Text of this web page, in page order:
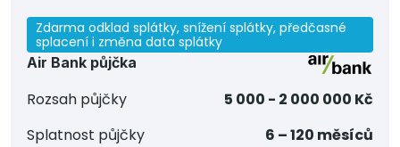
Zdarma odklad splátky, snížení splátky, předčasné
splacení i změna data splátky
Air Bank půjčka
Rozsah půjčky
5 000 - 2 000 000 Kč
Splatnost půjčky
6 – 120 měsíců